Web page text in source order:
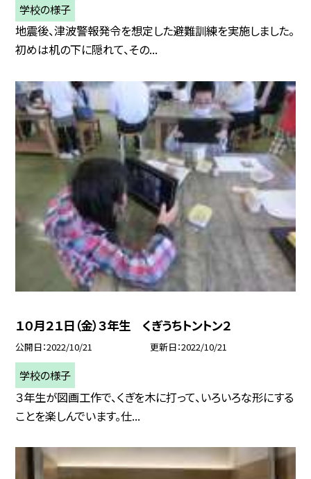
学校の様子
地震後、津波警報発令を想定した避難訓練を実施しました。
初めは机の下に隠れて、その...
１０月２１日（金）３年生 くぎうちトントン２
公開日 2022/10/21 更新日 2022/10/21
学校の様子
３年生が図画工作で、くぎを木に打って、いろいろな形にする
ことを楽しんでいます。仕...